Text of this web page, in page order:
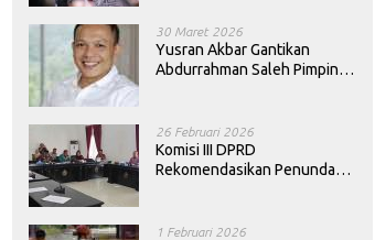
30 Maret 2026
Yusran Akbar Gantikan
Abdurrahman Saleh Pimpin
26 Februari 2026
Komisi III DPRD
Rekomendasikan Penundaan
1 Februari 2026